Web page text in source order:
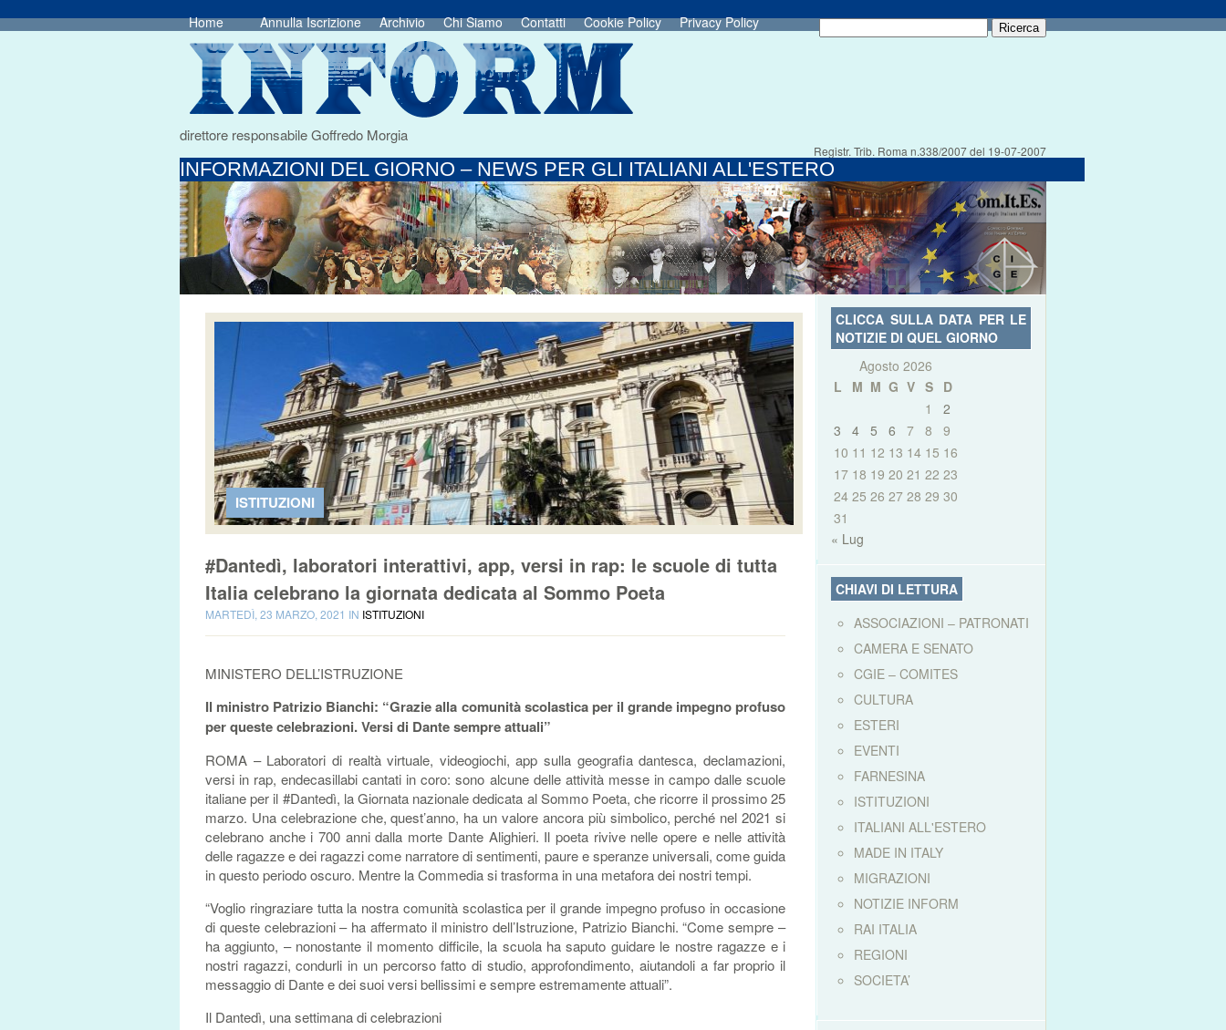
Home Annulla Iscrizione Archivio Chi Siamo Contatti Cookie Policy Privacy Policy
direttore responsabile Goffredo Morgia
Registr. Trib. Roma n.338/2007 del 19-07-2007
INFORMAZIONI DEL GIORNO – NEWS PER GLI ITALIANI ALL'ESTERO
ISTITUZIONI
#Dantedì, laboratori interattivi, app, versi in rap: le scuole di tutta
Italia celebrano la giornata dedicata al Sommo Poeta
MARTEDÌ, 23 MARZO, 2021 IN ISTITUZIONI
MINISTERO DELL’ISTRUZIONE
Il ministro Patrizio Bianchi: “Grazie alla comunità scolastica per il grande impegno profuso
per queste celebrazioni. Versi di Dante sempre attuali”
ROMA – Laboratori di realtà virtuale, videogiochi, app sulla geografia dantesca, declamazioni,
versi in rap, endecasillabi cantati in coro: sono alcune delle attività messe in campo dalle scuole
italiane per il #Dantedì, la Giornata nazionale dedicata al Sommo Poeta, che ricorre il prossimo 25
marzo. Una celebrazione che, quest’anno, ha un valore ancora più simbolico, perché nel 2021 si
celebrano anche i 700 anni dalla morte Dante Alighieri. Il poeta rivive nelle opere e nelle attività
delle ragazze e dei ragazzi come narratore di sentimenti, paure e speranze universali, come guida
in questo periodo oscuro. Mentre la Commedia si trasforma in una metafora dei nostri tempi.
“Voglio ringraziare tutta la nostra comunità scolastica per il grande impegno profuso in occasione
di queste celebrazioni – ha affermato il ministro dell’Istruzione, Patrizio Bianchi. “Come sempre –
ha aggiunto, – nonostante il momento difficile, la scuola ha saputo guidare le nostre ragazze e i
nostri ragazzi, condurli in un percorso fatto di studio, approfondimento, aiutandoli a far proprio il
messaggio di Dante e dei suoi versi bellissimi e sempre estremamente attuali”.
Il Dantedì, una settimana di celebrazioni
CLICCA SULLA DATA PER LE
NOTIZIE DI QUEL GIORNO
Agosto 2026
L
M M G V S D
1
2
3
4 5 6 7 8
9
10 11 12 13 14 15 16
17 18 19 20 21 22 23
24 25 26 27 28 29 30
31
« Lug
CHIAVI DI LETTURA
ASSOCIAZIONI – PATRONATI
CAMERA E SENATO
CGIE – COMITES
CULTURA
ESTERI
EVENTI
FARNESINA
ISTITUZIONI
ITALIANI ALL'ESTERO
MADE IN ITALY
MIGRAZIONI
NOTIZIE INFORM
RAI ITALIA
REGIONI
SOCIETA’